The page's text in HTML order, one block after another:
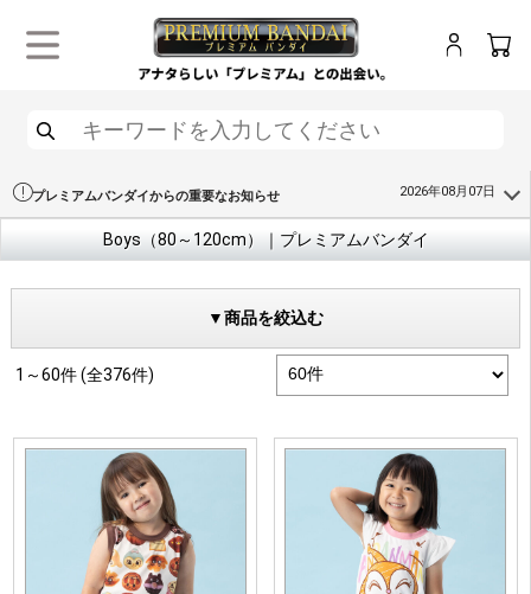
プレミアムバンダイからの重要なお知らせ 2026年08月07日
Boys（80～120cm）｜プレミアムバンダイ
▼商品を絞込む
1～60件 (全376件)